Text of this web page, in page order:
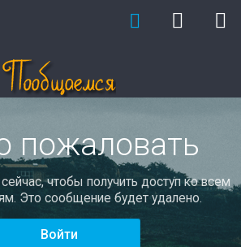
пожаловать
чтобы получить доступ ко всем
Это сообщение будет удалено.
Войти